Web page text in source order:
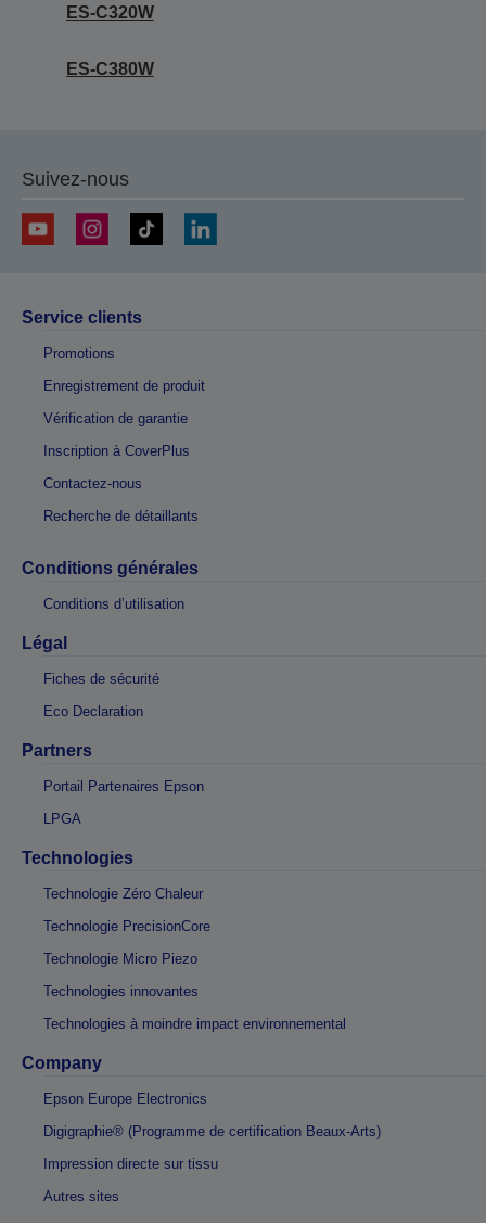
ES-C320W
ES-C380W
Suivez-nous
Service clients
Promotions
Enregistrement de produit
Vérification de garantie
Inscription à CoverPlus
Contactez-nous
Recherche de détaillants
Conditions générales
Conditions d’utilisation
Légal
Fiches de sécurité
Eco Declaration
Partners
Portail Partenaires Epson
LPGA
Technologies
Technologie Zéro Chaleur
Technologie PrecisionCore
Technologie Micro Piezo
Technologies innovantes
Technologies à moindre impact environnemental
Company
Epson Europe Electronics
Digigraphie® (Programme de certification Beaux-Arts)
Impression directe sur tissu
Autres sites